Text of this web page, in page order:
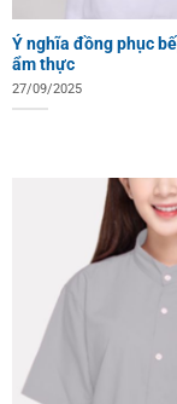
Ý nghĩa đồng phục
ẩm thực
27/09/2025